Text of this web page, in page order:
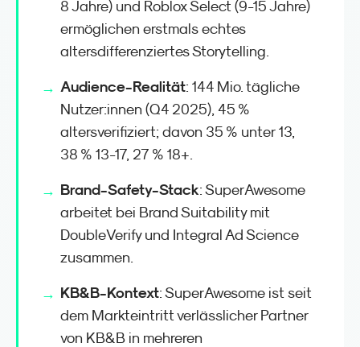
8 Jahre) und Roblox Select (9-15 Jahre)
ermöglichen erstmals echtes
altersdifferenziertes Storytelling.
Audience-Realität: 144 Mio. tägliche
Nutzer:innen (Q4 2025), 45 %
altersverifiziert; davon 35 % unter 13,
38 % 13-17, 27 % 18+.
Brand-Safety-Stack: SuperAwesome
arbeitet bei Brand Suitability mit
DoubleVerify und Integral Ad Science
zusammen.
KB&B-Kontext: SuperAwesome ist seit
dem Markteintritt verlässlicher Partner
von KB&B in mehreren